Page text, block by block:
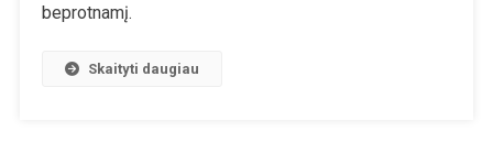
beprotnamį.
Skaityti daugiau